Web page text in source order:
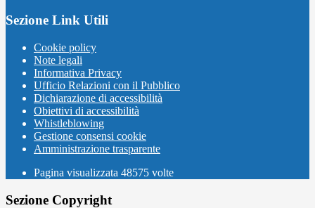
Sezione Link Utili
Cookie policy
Note legali
Informativa Privacy
Ufficio Relazioni con il Pubblico
Dichiarazione di accessibilità
Obiettivi di accessibilità
Whistleblowing
Gestione consensi cookie
Amministrazione trasparente
Pagina visualizzata 48575 volte
Sezione Copyright